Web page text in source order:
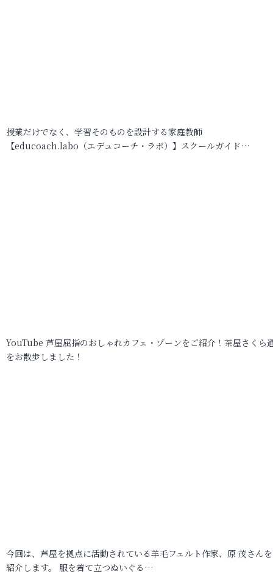
授業だけでなく、学習そのものを設計する家庭教師
【educoach.labo（エデュコーチ・ラボ）】スクールガイド…
YouTube 芦屋屈指のおしゃれカフェ・ゾーンをご紹介！茶屋さくら
をお散歩しました！
今回は、芦屋を拠点に活動されている羊毛フェルト作家、原 茂さん
紹介します。 服を着て立つぬいぐる…